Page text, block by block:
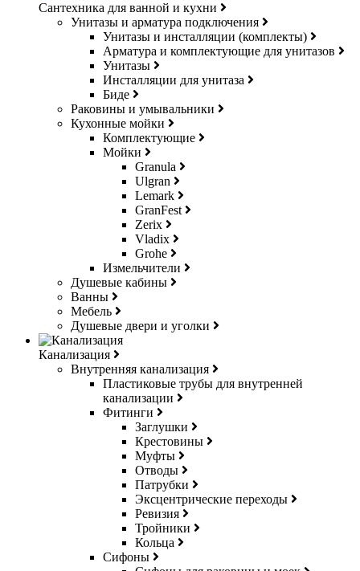
Сантехника для ванной и кухни
Унитазы и арматура подключения
Унитазы и инсталляции (комплекты)
Арматура и комплектующие для унитазов
Унитазы
Инсталляции для унитаза
Биде
Раковины и умывальники
Кухонные мойки
Комплектующие
Мойки
Granula
Ulgran
Lemark
GranFest
Zerix
Vladix
Grohe
Измельчители
Душевые кабины
Ванны
Мебель
Душевые двери и уголки
Канализация
Внутренняя канализация
Пластиковые трубы для внутренней
канализации
Фитинги
Заглушки
Крестовины
Муфты
Отводы
Патрубки
Эксцентрические переходы
Ревизия
Тройники
Кольца
Сифоны